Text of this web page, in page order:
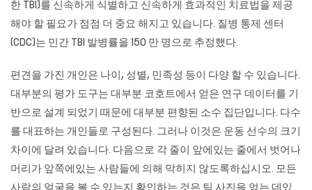
한 TBI)를 신속하게 식별하고 신속하게 효과적인 치료법을 제공
해야 할 필요가 점점 더 중요 해지고 있습니다. 질병 통제 센터
(CDC)는 민간 TBI 발병률을 150 만 명으로 추정했다.
편견을 가진 개인은 나이, 성별, 민족성 등이 다양 할 수 있습니다.
대부분의 평가 도구는 대부분 코호트에서 얻은 연구 데이터를 기
반으로 설계 되었기 때문에 대부분 편향된 소수 집단입니다. 다수
를 대표하는 개인들로 구성된다. 그러나 이것은 운동 선수의 크기
차이에 달려 있습니다. 다음으로 각 줄이 앞에있는 줄에서 벗어나
머리가 앞쪽에있는 사람들에 의해 막히지 않도록하십시오. 모든